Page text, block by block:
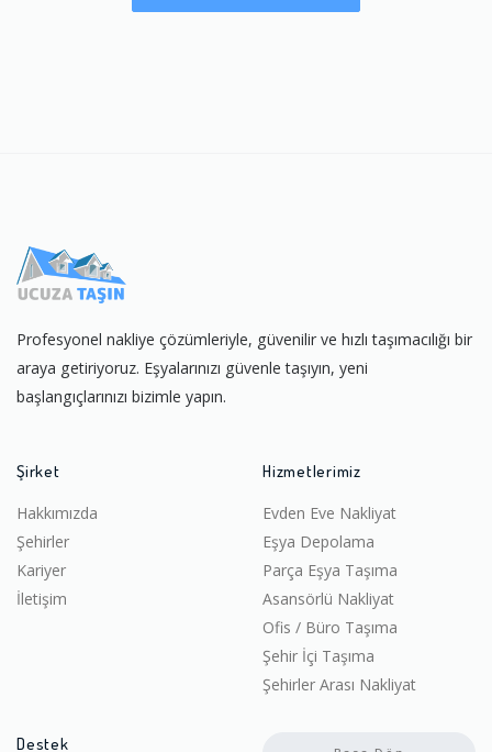
Profesyonel nakliye çözümleriyle, güvenilir ve hızlı taşımacılığı bir
araya getiriyoruz. Eşyalarınızı güvenle taşıyın, yeni
başlangıçlarınızı bizimle yapın.
Şirket
Hakkımızda
Şehirler
Kariyer
İletişim
Hizmetlerimiz
Evden Eve Nakliyat
Eşya Depolama
Parça Eşya Taşıma
Asansörlü Nakliyat
Ofis / Büro Taşıma
Şehir İçi Taşıma
Şehirler Arası Nakliyat
Destek